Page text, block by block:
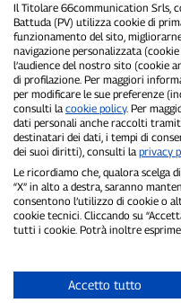
P300.it è una
Registrazione numero 1/
Proprietario ed
Direttore Responsabile:
Privacy
"Se è successo
Copyright
Il Titolare 66communication Srls,
Battuda (PV) utilizza cookie di
funzionamento del sito,
navigazione personalizzata
l’audience del nostro sito (cookie
di profilazione. Per maggiori
per modificare le sue preferenze
consulti la cookie policy. Per
dati personali anche raccolti
destinatari dei dati, i tempi di
dei suoi diritti), consulti la privacy
Le ricordiamo che, qualora scelga
“X” in alto a destra, saranno
consentono l’utilizzo di cookie o
cookie tecnici. Cliccando su
tutti i cookie. Potrà inoltre
Accetto tutto